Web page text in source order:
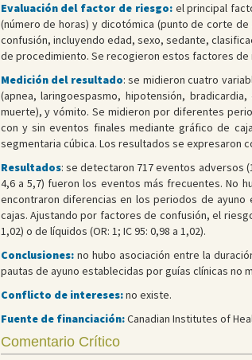
Evaluación del factor de riesgo: el principal
(número de horas) y dicotómica (punto de corte
confusión, incluyendo edad, sexo, sedante,
de procedimiento. Se recogieron estos factores
Medición del resultado: se midieron cuatro
(apnea, laringoespasmo, hipotensión,
muerte), y vómito. Se midieron por diferentes
con y sin eventos finales mediante gráfico de
segmentaria cúbica. Los resultados se expresaron
Resultados: se detectaron 717 eventos adversos
4,6 a 5,7) fueron los eventos más frecuentes. No
encontraron diferencias en los periodos de
cajas. Ajustando por factores de confusión, el
1,02) o de líquidos (OR: 1; IC 95: 0,98 a 1,02).
Conclusiones:no hubo asociación entre la
pautas de ayuno establecidas por guías clínicas no
Conflicto de intereses:no existe.
Fuente de financiación:Canadian Institutes of
Comentario Crítico